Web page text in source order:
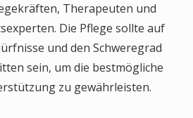
Therapeuten und
Die Pflege sollte auf
und den Schweregrad
sein, um die bestmögliche
zu gewährleisten.